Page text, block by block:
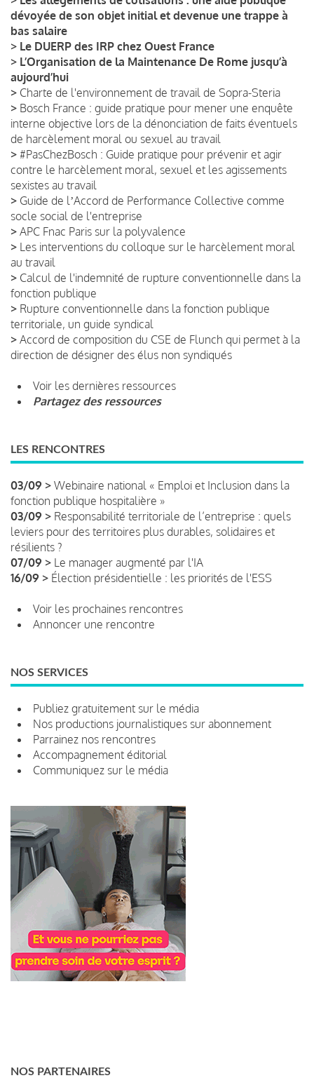
dévoyée de son objet initial et devenue une trappe à
bas salaire
> Le DUERP des IRP chez Ouest France
> L’Organisation de la Maintenance De Rome jusqu’à
aujourd’hui
> Charte de l'environnement de travail de Sopra-Steria
> Bosch France : guide pratique pour mener une enquête
interne objective lors de la dénonciation de faits éventuels
de harcèlement moral ou sexuel au travail
> #PasChezBosch : Guide pratique pour prévenir et agir
contre le harcèlement moral, sexuel et les agissements
sexistes au travail
> Guide de lʼAccord de Performance Collective comme
socle social de l'entreprise
> APC Fnac Paris sur la polyvalence
> Les interventions du colloque sur le harcèlement moral
au travail
> Calcul de l'indemnité de rupture conventionnelle dans la
fonction publique
> Rupture conventionnelle dans la fonction publique
territoriale, un guide syndical
> Accord de composition du CSE de Flunch qui permet à la
direction de désigner des élus non syndiqués
Voir les dernières ressources
Partagez des ressources
LES RENCONTRES
03/09 > Webinaire national « Emploi et Inclusion dans la
fonction publique hospitalière »
03/09 > Responsabilité territoriale de l’entreprise : quels
leviers pour des territoires plus durables, solidaires et
résilients ?
07/09 > Le manager augmenté par l'IA
16/09 > Élection présidentielle : les priorités de l'ESS
Voir les prochaines rencontres
Annoncer une rencontre
NOS SERVICES
Publiez gratuitement sur le média
Nos productions journalistiques sur abonnement
Parrainez nos rencontres
Accompagnement éditorial
Communiquez sur le média
NOS PARTENAIRES